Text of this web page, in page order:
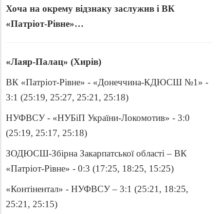
Хоча на окрему відзнаку заслужив і ВК
«Патріот-Рівне»…
«Лаяр-Палац» (Хирів)
ВК «Патріот-Рівне» - «Донеччина-КДЮСШ №1» -
3:1 (25:19, 25:27, 25:21, 25:18)
НУФВСУ - «НУБіП України-Локомотив» - 3:0
(25:19, 25:17, 25:18)
ЗОДЮСШ-Збірна Закарпатської області – ВК
«Патріот-Рівне» - 0:3 (17:25, 18:25, 15:25)
«Контінентал» - НУФВСУ – 3:1 (25:21, 18:25,
25:21, 25:15)